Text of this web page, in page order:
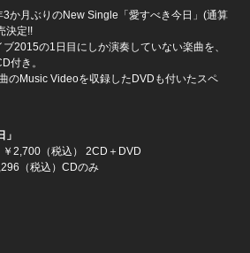
か月ぶりのNew Single「愛すべき今日」(通算
決定!!
2015の1日目にしか演奏していない楽曲を、
付き。
のMusic Videoを収録したDVDも付いたスペ
2,700（税込） 2CD＋DVD
（税込）CDのみ